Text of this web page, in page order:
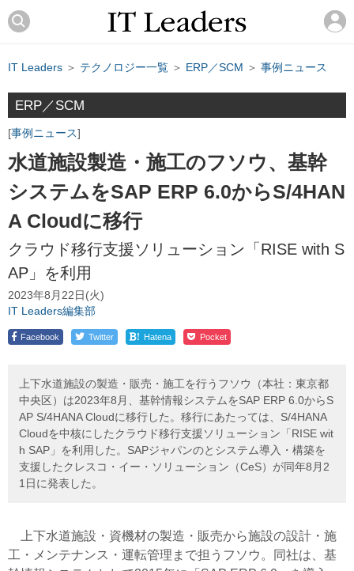
IT Leaders ＞ テクノロジー一覧 ＞ ERP／SCM ＞ 事例ニュース
ERP／SCM
事例ニュース
水道施設製造・施工のフソウ、基幹
システムをSAP ERP 6.0からS/4HAN
A Cloudに移行
クラウド移行支援ソリューション「RISE with S
AP」を利用
2023年8月22日(火)
IT Leaders編集部
Facebook Twitter ! Hatena Pocket
上下水道施設の製造・販売・施工を行うフソウ（本社：東京都
中央区）は2023年8月、基幹情報システムをSAP ERP 6.0からS
AP S/4HANA Cloudに移行した。移行にあたっては、S/4HANA
Cloudを中核にしたクラウド移行支援ソリューション「RISE wit
h SAP」を利用した。SAPジャパンのとシステム導入・構築を
支援したクレスコ・イー・ソリューション（CeS）が同年8月2
1日に発表した。
上下水道施設・資機材の製造・販売から施設の設計・施
工・メンテナンス・運転管理まで担うフソウ。同社は、基